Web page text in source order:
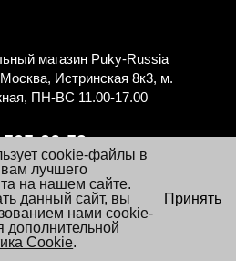
магазин Puky-Russia
Истринская 8к3, м.
ПН-ВС 11.00-17.00
505-06-59
мне
персональных данных
персональных данных
и покупки товаров
×
даете согласие на обработку
данных …
cookie-файлы в
лучшего
на нашем сайте.
данный сайт, вы
нами cookie-
Cookie.
Принять